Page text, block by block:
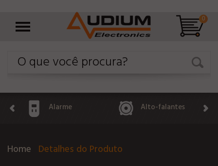
0
Alarme Alto-falantes
Home Detalhes do Produto